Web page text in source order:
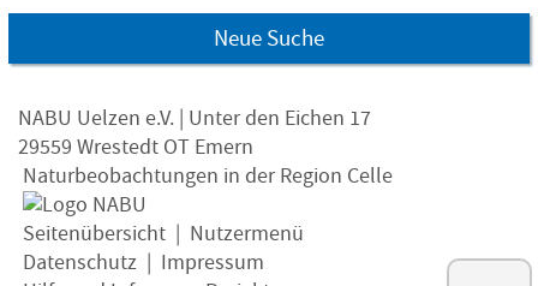
Neue Suche
NABU Uelzen e.V. | Unter den Eichen 17
29559 Wrestedt OT Emern
Naturbeobachtungen in der Region Celle
Seitenübersicht
Nutzermenü
Datenschutz
Impressum